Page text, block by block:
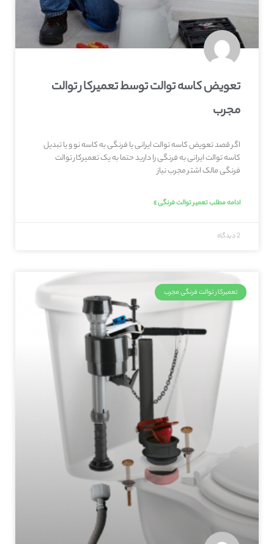
تعویض کاسه توالت توسط تعمیرکار توالت
مجرب
اگر قصد تعویض کاسه توالت ایرانی یا فرنگی به کاسه نو و یا تبدیل
کاسه توالت ایرانی به فرنگی را دارید حتما به یک تعمیرکار توالت
فرنگی مالک اشتر مجرب نیاز
ادامه مطلب تعمیر توالت فرنگی »
2 دیدگاه
تعمیرکار توالت فرنگی مجرب